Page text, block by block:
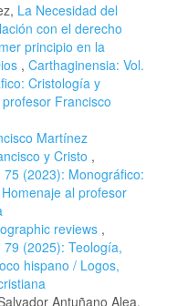
La Necesidad del
con el derecho
principio en la
, Carthaginensia: Vol.
Cristología y
Francisco
Martínez
y Cristo ,
(2023): Monográfico:
al profesor
reviews ,
(2025): Teología,
hispano / Logos,
Antuñano Alea,